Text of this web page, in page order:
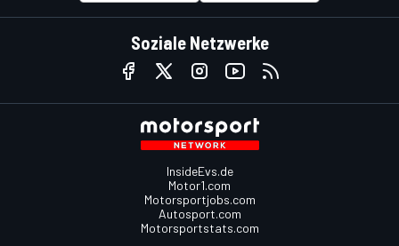
Soziale Netzwerke
InsideEvs.de
Motor1.com
Motorsportjobs.com
Autosport.com
Motorsportstats.com